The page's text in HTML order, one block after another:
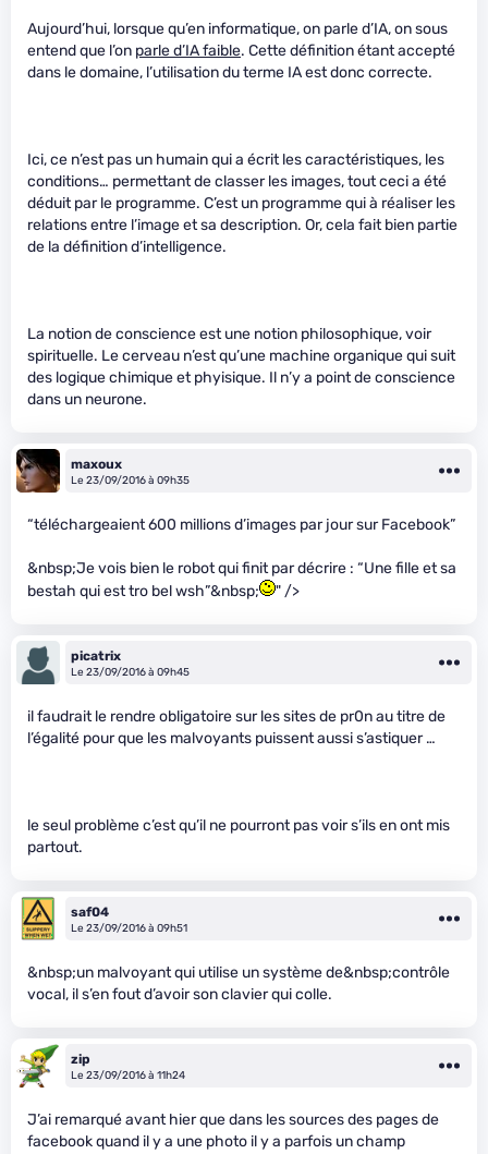
Aujourd’hui, lorsque qu’en informatique, on parle d’IA, on sous
entend que l’on parle d’IA faible. Cette définition étant accepté
dans le domaine, l’utilisation du terme IA est donc correcte.
Ici, ce n’est pas un humain qui a écrit les caractéristiques, les
conditions… permettant de classer les images, tout ceci a été
déduit par le programme. C’est un programme qui à réaliser les
relations entre l’image et sa description. Or, cela fait bien partie
de la définition d’intelligence.
La notion de conscience est une notion philosophique, voir
spirituelle. Le cerveau n’est qu’une machine organique qui suit
des logique chimique et phyisique. Il n’y a point de conscience
dans un neurone.
maxoux
Le 23/09/2016 à 09h35
“téléchargeaient 600 millions d’images par jour sur Facebook”
&nbsp;Je vois bien le robot qui finit par décrire : “Une fille et sa
bestah qui est tro bel wsh”&nbsp;
" />
picatrix
Le 23/09/2016 à 09h45
il faudrait le rendre obligatoire sur les sites de pr0n au titre de
l’égalité pour que les malvoyants puissent aussi s’astiquer …
le seul problème c’est qu’il ne pourront pas voir s’ils en ont mis
partout.
saf04
Le 23/09/2016 à 09h51
&nbsp;un malvoyant qui utilise un système de&nbsp;contrôle
vocal, il s’en fout d’avoir son clavier qui colle.
zip
Le 23/09/2016 à 11h24
J’ai remarqué avant hier que dans les sources des pages de
facebook quand il y a une photo il y a parfois un champ